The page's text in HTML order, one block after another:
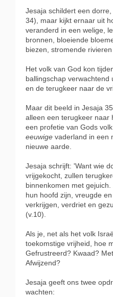
Jesaja schildert een
34), maar kijkt ernaar uit
veranderd in een welige,
bronnen, bloeiende
biezen, stromende
Het volk van God kon
ballingschap verwachtend
en de terugkeer naar de
Maar dit beeld in Jesaja
alleen een terugkeer naar
een profetie van Gods
eeuwige vaderland in een
nieuwe aarde.
Jesaja schrijft: 'Want wie
vrijgekocht, zullen
binnenkomen met gejuich.
hun hoofd zijn, vreugde
verkrijgen, verdriet en
(v.10).
Als je, net als het volk
toekomstige vrijheid, hoe
Gefrustreerd? Kwaad?
Afwijzend?
Jesaja geeft ons twee
wachten: